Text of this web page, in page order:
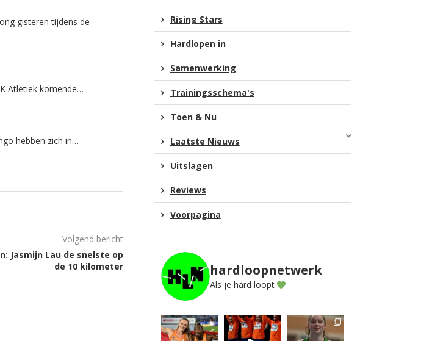
gisteren tijdens de
Atletiek komende…
hebben zich in…
Volgend bericht
Jasmijn Lau de snelste op
de 10 kilometer
Rising Stars
Hardlopen in
Samenwerking
Trainingsschema's
Toen & Nu
Laatste Nieuws
Uitslagen
Reviews
Voorpagina
hardloopnetwerk
Als je hard loopt